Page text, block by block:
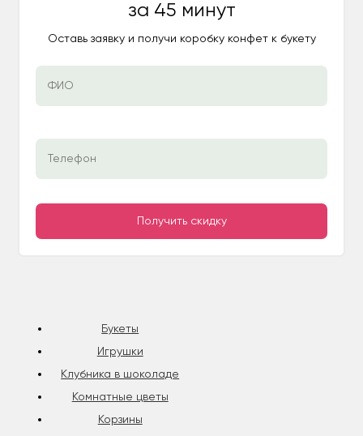
за 45 минут
Оставь заявку и получи коробку конфет к букету
Букеты
Игрушки
Клубника в шоколаде
Комнатные цветы
Корзины